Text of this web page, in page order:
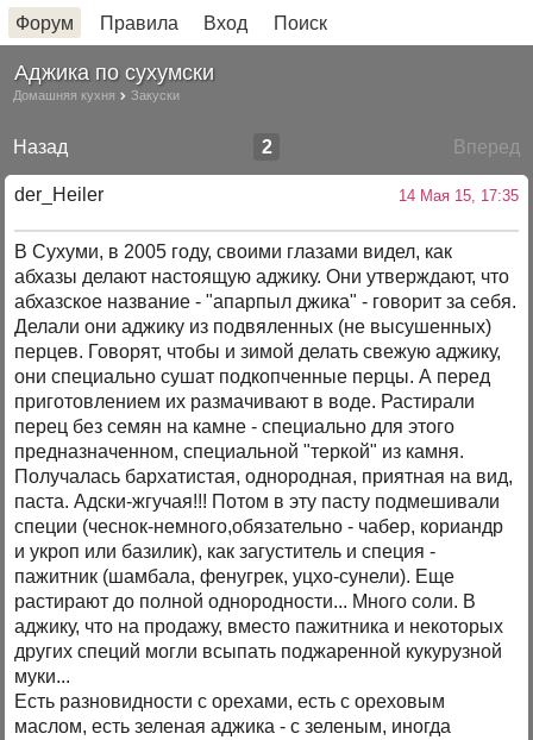
Форум Правила Вход Поиск
Аджика по сухумски
Домашняя кухня Закуски
Назад Вперед
2
der_Heiler 14 Мая 15, 17:35
В Сухуми, в 2005 году, своими глазами видел, как
абхазы делают настоящую аджику. Они утверждают, что
абхазское название - "апарпыл джика" - говорит за себя.
Делали они аджику из подвяленных (не высушенных)
перцев. Говорят, чтобы и зимой делать свежую аджику,
они специально сушат подкопченные перцы. А перед
приготовлением их размачивают в воде. Растирали
перец без семян на камне - специально для этого
предназначенном, специальной "теркой" из камня.
Получалась бархатистая, однородная, приятная на вид,
паста. Адски-жгучая!!! Потом в эту пасту подмешивали
специи (чеснок-немного,обязательно - чабер, кориандр
и укроп или базилик), как загуститель и специя -
пажитник (шамбала, фенугрек, уцхо-сунели). Еще
растирают до полной однородности... Много соли. В
аджику, что на продажу, вместо пажитника и некоторых
других специй могли всыпать поджаренной кукурузной
муки...
Есть разновидности с орехами, есть с ореховым
маслом, есть зеленая аджика - с зеленым, иногда